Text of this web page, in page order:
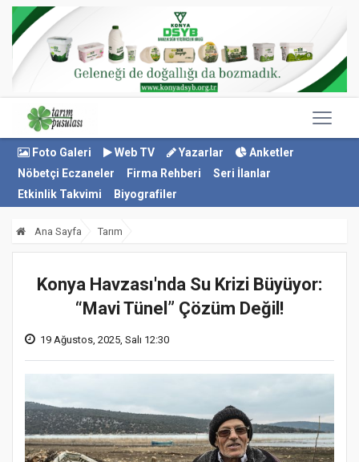
Foto Galeri Web TV Yazarlar
Anketler
Nöbetçi Eczaneler
Firma Rehberi
Seri İlanlar
Etkinlik Takvimi
Biyografiler
Ana Sayfa Tarım
Konya Havzası'nda Su Krizi Büyüyor:
“Mavi Tünel” Çözüm Değil!
19 Ağustos, 2025, Salı 12:30